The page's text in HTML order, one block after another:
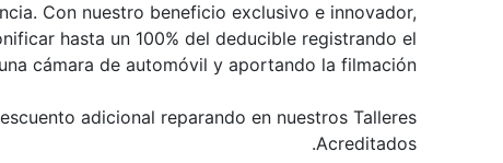
Con nuestro beneficio exclusivo e innovador,
hasta un 100% del deducible registrando el
cámara de automóvil y aportando la filmación.
adicional reparando en nuestros Talleres
Acreditados.